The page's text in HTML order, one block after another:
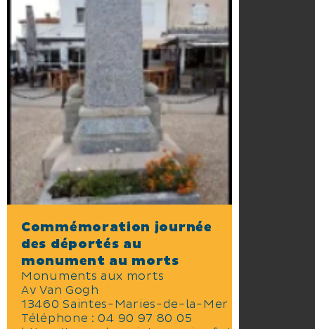
Commémoration journée
des déportés au
monument au morts
Monuments aux morts
Av Van Gogh
13460 Saintes-Maries-de-la-Mer
Téléphone :04 90 97 80 05